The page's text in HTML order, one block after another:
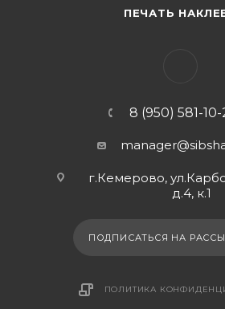
ПЕЧАТЬ
8 (950) 581-10-
г.Кемерово,
д.4, к.1
ПОДПИСАТЬСЯ НА
ПОЛИТИКА